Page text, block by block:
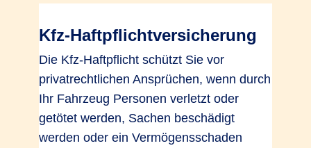
Kfz-Haftpflichtversicherung
Die Kfz-Haftpflicht schützt Sie vor
privatrechtlichen Ansprüchen, wenn durch
Ihr Fahrzeug Personen verletzt oder
getötet werden, Sachen beschädigt
werden oder ein Vermögensschaden